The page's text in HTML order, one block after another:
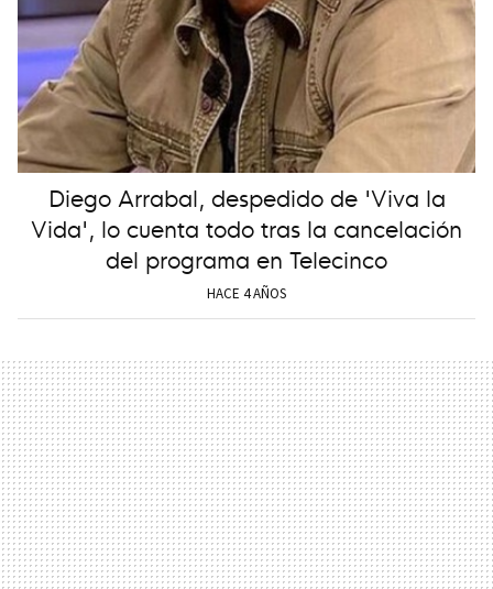
Diego Arrabal, despedido de 'Viva la
Vida', lo cuenta todo tras la cancelación
del programa en Telecinco
HACE 4 AÑOS